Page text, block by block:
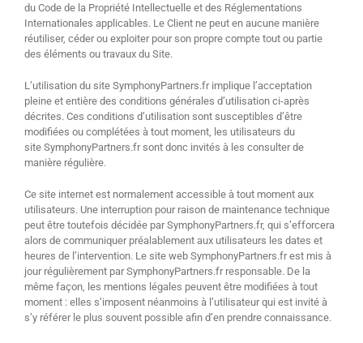
du Code de la Propriété Intellectuelle et des Réglementations
Internationales applicables. Le Client ne peut en aucune manière
réutiliser, céder ou exploiter pour son propre compte tout ou partie
des éléments ou travaux du Site.
L’utilisation du site SymphonyPartners.fr implique l’acceptation
pleine et entière des conditions générales d’utilisation ci-après
décrites. Ces conditions d’utilisation sont susceptibles d’être
modifiées ou complétées à tout moment, les utilisateurs du
site SymphonyPartners.fr sont donc invités à les consulter de
manière régulière.
Ce site internet est normalement accessible à tout moment aux
utilisateurs. Une interruption pour raison de maintenance technique
peut être toutefois décidée par SymphonyPartners.fr, qui s’efforcera
alors de communiquer préalablement aux utilisateurs les dates et
heures de l’intervention. Le site web SymphonyPartners.fr est mis à
jour régulièrement par SymphonyPartners.fr responsable. De la
même façon, les mentions légales peuvent être modifiées à tout
moment : elles s’imposent néanmoins à l’utilisateur qui est invité à
s’y référer le plus souvent possible afin d’en prendre connaissance.